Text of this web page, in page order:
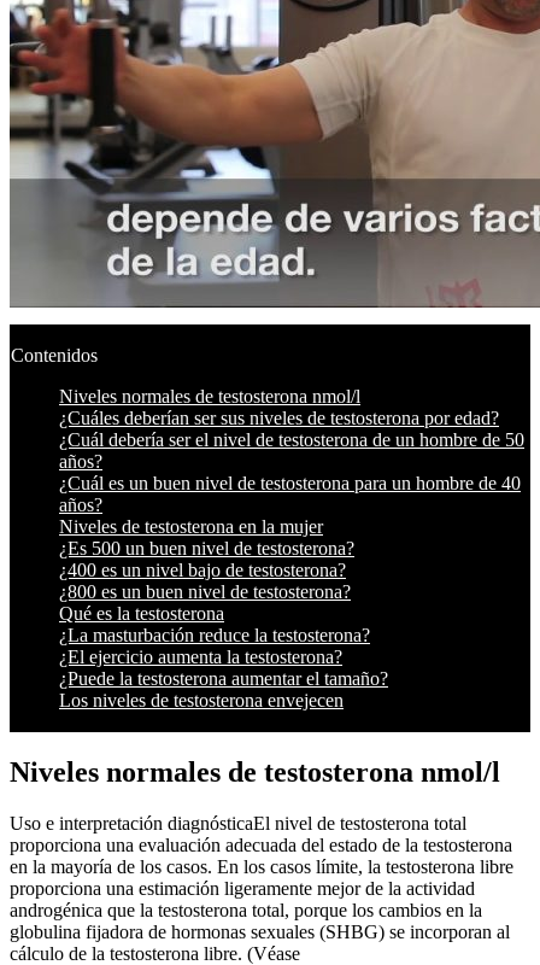
Contenidos
Niveles normales de testosterona nmol/l
¿Cuáles deberían ser sus niveles de testosterona por edad?
¿Cuál debería ser el nivel de testosterona de un hombre de 50
años?
¿Cuál es un buen nivel de testosterona para un hombre de 40
años?
Niveles de testosterona en la mujer
¿Es 500 un buen nivel de testosterona?
¿400 es un nivel bajo de testosterona?
¿800 es un buen nivel de testosterona?
Qué es la testosterona
¿La masturbación reduce la testosterona?
¿El ejercicio aumenta la testosterona?
¿Puede la testosterona aumentar el tamaño?
Los niveles de testosterona envejecen
Niveles normales de testosterona nmol/l
Uso e interpretación diagnósticaEl nivel de testosterona total
proporciona una evaluación adecuada del estado de la testosterona
en la mayoría de los casos. En los casos límite, la testosterona libre
proporciona una estimación ligeramente mejor de la actividad
androgénica que la testosterona total, porque los cambios en la
globulina fijadora de hormonas sexuales (SHBG) se incorporan al
cálculo de la testosterona libre. (Véase